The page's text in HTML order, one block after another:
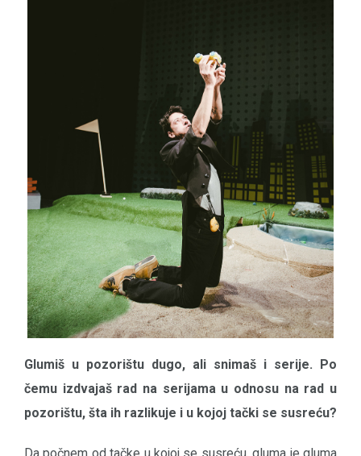
Glumiš u pozorištu dugo, ali snimaš i serije. Po
čemu izdvajaš rad na serijama u odnosu na rad u
pozorištu, šta ih razlikuje i u kojoj tački se susreću?